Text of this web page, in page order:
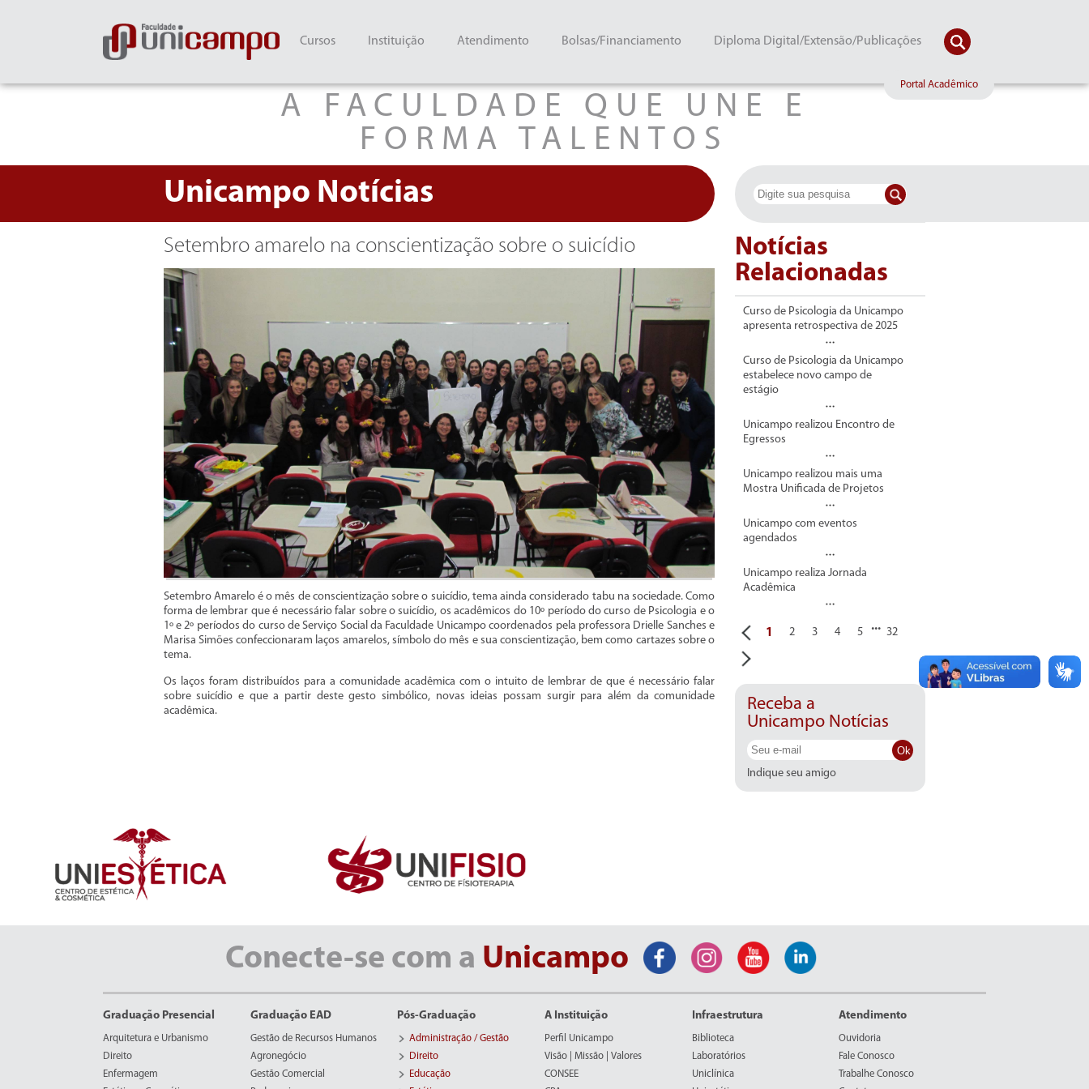
Cursos Instituição Atendimento Bolsas/Financiamento Diploma Digital/Extensão/Publicações
Portal Acadêmico
A FACULDADE QUE UNE E
FORMA TALENTOS
Unicampo Notícias
Setembro amarelo na conscientização sobre o suicídio
Setembro Amarelo é o mês de conscientização sobre o suicídio, tema ainda considerado tabu na sociedade. Como
forma de lembrar que é necessário falar sobre o suicídio, os acadêmicos do 10º período do curso de Psicologia e o
1º e 2º períodos do curso de Serviço Social da Faculdade Unicampo coordenados pela professora Drielle Sanches e
Marisa Simões confeccionaram laços amarelos, símbolo do mês e sua conscientização, bem como cartazes sobre o
tema.
Os laços foram distribuídos para a comunidade acadêmica com o intuito de lembrar de que é necessário falar
sobre suicídio e que a partir deste gesto simbólico, novas ideias possam surgir para além da comunidade
acadêmica.
Notícias
Relacionadas
Curso de Psicologia da Unicampo
apresenta retrospectiva de 2025
Curso de Psicologia da Unicampo
estabelece novo campo de
estágio
Unicampo realizou Encontro de
Egressos
Unicampo realizou mais uma
Mostra Unificada de Projetos
Unicampo com eventos
agendados
Unicampo realiza Jornada
Acadêmica
1 2 3 4 5 ... 32
Receba a
Unicampo Notícias
Ok
Indique seu amigo
Conecte-se com a Unicampo
Graduação Presencial
Arquitetura e Urbanismo
Direito
Enfermagem
Graduação EAD
Gestão de Recursos Humanos
Agronegócio
Gestão Comercial
Pós-Graduação
Administração / Gestão
Direito
Educação
A Instituição
Perfil Unicampo
Visão | Missão | Valores
CONSEE
Infraestrutura
Biblioteca
Laboratórios
Uniclínica
Atendimento
Ouvidoria
Fale Conosco
Trabalhe Conosco